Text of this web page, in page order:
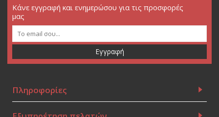
Κάνε εγγραφή και ενημερώσου για τις προσφορές
μας
Εγγραφή
Πληροφορίες